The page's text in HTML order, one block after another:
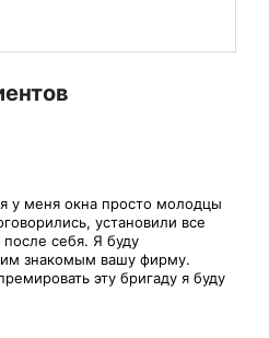
у меня окна просто молодцы
установили все
после себя. Я буду
знакомым вашу фирму.
эту бригаду я буду